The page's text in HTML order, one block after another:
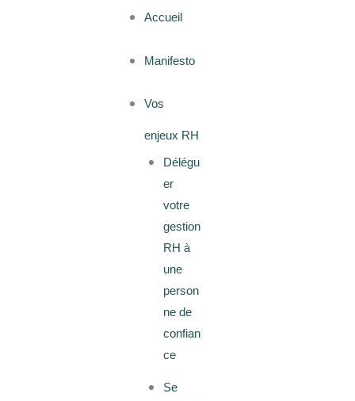
Accueil
Manifesto
Vos
enjeux RH
Délégu
er
votre
gestion
RH à
une
person
ne de
confian
ce
Se